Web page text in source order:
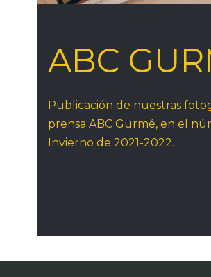
ABC
Publicación de nuestras
prensa ABC Gurmé, en el
Invierno de 2021-2022.